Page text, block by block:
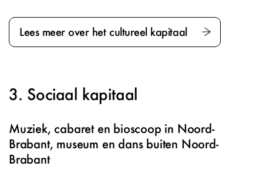
Lees meer over het cultureel kapitaal
Sociaal kapitaal
Muziek, cabaret en bioscoop in Noord-
Brabant, museum en dans buiten Noord-
Brabant